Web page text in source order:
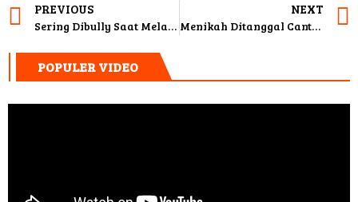
PREVIOUS
Sering Dibully Saat Melawak, Ucok Baba: Sudah Biasa
NEXT
Menikah Ditanggal Cantik, Ini Mahar Yang Diberikan Danu Sofwan Untuk Jadikan Jenita Janet Istrinya
POPULER VIDEO